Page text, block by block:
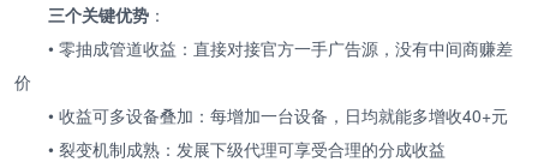
三个关键优势 ：
• 零抽成管道收益：直接对接官方一手广告源，没有中间商赚差
价
• 收益可多设备叠加：每增加一台设备，日均就能多增收40+元
• 裂变机制成熟：发展下级代理可享受合理的分成收益